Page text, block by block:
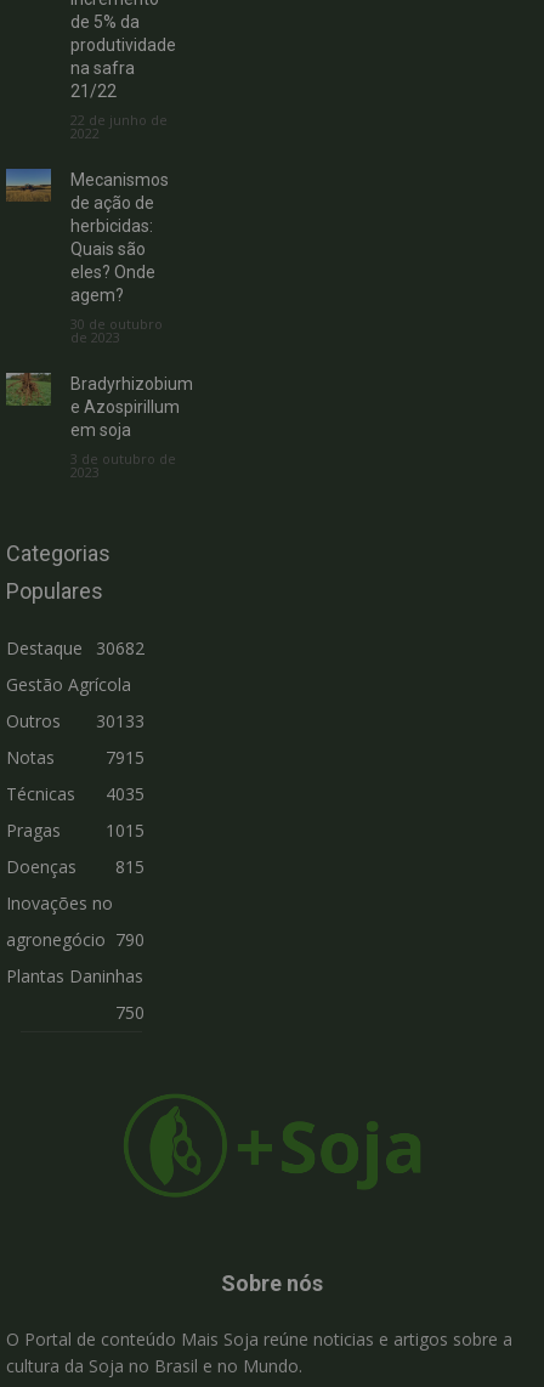
de 5% da
produtividade
na safra
21/22
22 de junho de
2022
Mecanismos
de ação de
herbicidas:
Quais são
eles? Onde
agem?
30 de outubro
de 2023
Bradyrhizobium
e Azospirillum
em soja
3 de outubro de
2023
Categorias
Populares
Destaque
30682
Gestão Agrícola
30133
Outros
7915
Notas
Técnicas
4035
Pragas
1015
Doenças
815
Inovações no
agronegócio 790
Plantas Daninhas
750
Sobre nós
O Portal de conteúdo Mais Soja reúne noticias e artigos sobre a
cultura da Soja no Brasil e no Mundo.